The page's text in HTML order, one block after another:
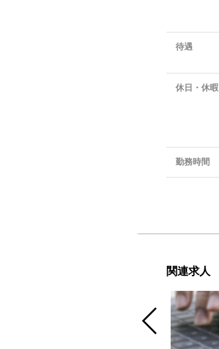
待遇
休日・休暇
勤務時間
関連求人